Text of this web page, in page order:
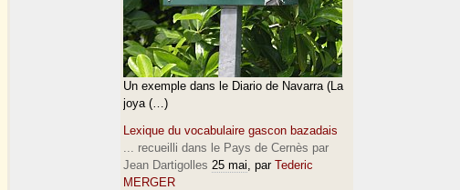
Un exemple dans le Diario de Navarra (La
joya (…)
Lexique du vocabulaire gascon bazadais
... recueilli dans le Pays de Cernès par
Jean Dartigolles 25 mai, par Tederic
MERGER